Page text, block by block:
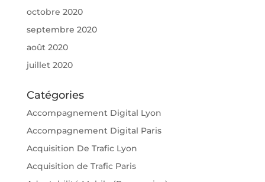
octobre 2020
septembre 2020
août 2020
juillet 2020
Catégories
Accompagnement Digital Lyon
Accompagnement Digital Paris
Acquisition De Trafic Lyon
Acquisition de Trafic Paris